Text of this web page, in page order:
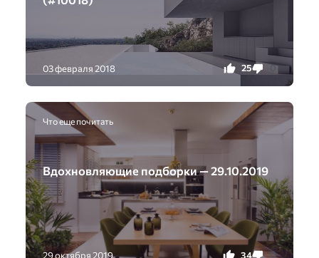
03 февраля 2018 25 0
Что еще почитать
Вдохновляющие подборки — 29.10.2019
29 октября 2019 34 0